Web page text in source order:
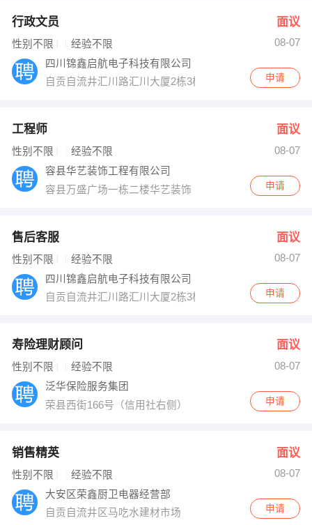
行政文员 面议
性别不限 经验不限
08-07
四川锦鑫启航电子科技有限公司
自贡自流井汇川路汇川大厦2栋3楼
申请
工程师 面议
性别不限 经验不限
08-07
容县华艺装饰工程有限公司
容县万盛广场一栋二楼华艺装饰
申请
售后客服 面议
性别不限 经验不限
08-07
四川锦鑫启航电子科技有限公司
自贡自流井汇川路汇川大厦2栋3楼
申请
寿险理财顾问 面议
性别不限 经验不限
08-07
泛华保险服务集团
荣县西街166号（信用社右侧）
申请
销售精英 面议
性别不限 经验不限
08-07
大安区荣鑫厨卫电器经营部
自贡自流井区马吃水建材市场
申请